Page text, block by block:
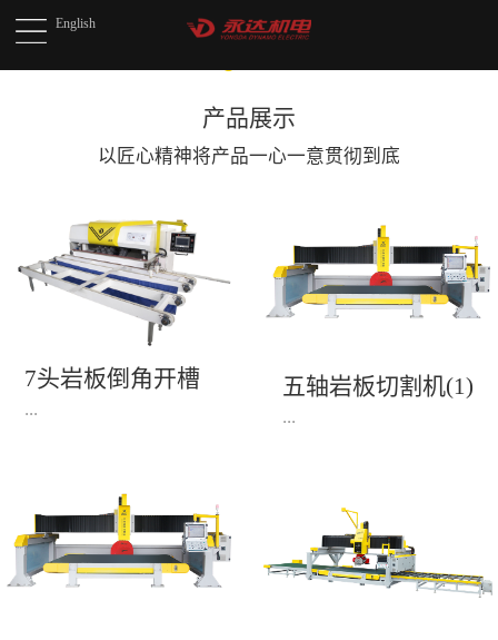
English
产品展示
以匠心精神将产品一心一意贯彻到底
7头岩板倒角开槽
机(1)
...
永达机电7头岩板倒角
开槽机，该设备采用流
水线作业，加工效率
五轴岩板切割机(1)
...
1、简单易学的编程软
件，直观，快速，易
学。2、操作系统简单